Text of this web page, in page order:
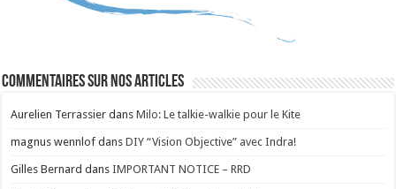
Commentaires sur nos articles
Aurelien Terrassier dansMilo: Le talkie-walkie pour le Kite
magnus wennlof dansDIY “Vision Objective” avec Indra!
Gilles Bernard dansIMPORTANT NOTICE – RRD